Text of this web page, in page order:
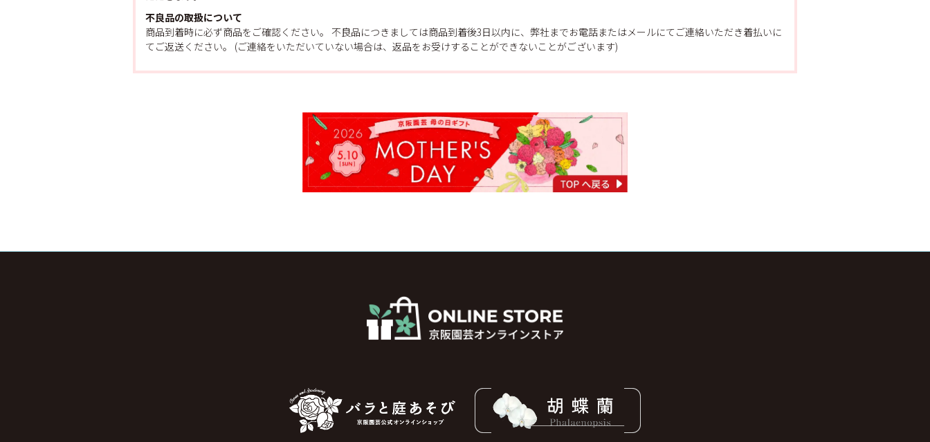
不良品の取扱について
商品到着時に必ず商品をご確認ください。 不良品につきましては商品到着後3日以内に、弊社までお電話またはメールにてご連絡いただき着払いに
てご返送ください。 (ご連絡をいただいていない場合は、返品をお受けすることができないことがございます)